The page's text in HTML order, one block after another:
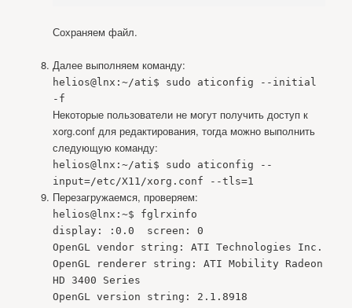
Сохраняем файл.
Далее выполняем команду:
helios@lnx:~/ati$ sudo aticonfig --initial
-f
Некоторые пользователи не могут получить доступ к
xorg.conf для редактирования, тогда можно выполнить
следующую команду:
helios@lnx:~/ati$ sudo aticonfig --
input=/etc/X11/xorg.conf --tls=1
Перезагружаемся, проверяем:
helios@lnx:~$ fglrxinfo
display: :0.0 screen: 0
OpenGL vendor string: ATI Technologies Inc.
OpenGL renderer string: ATI Mobility Radeon
HD 3400 Series
OpenGL version string: 2.1.8918